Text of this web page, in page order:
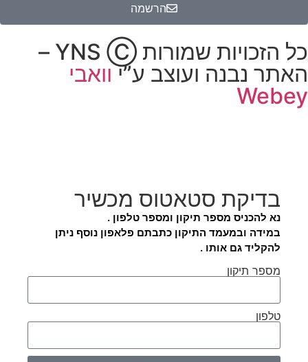
הרשמה
כל הזכויות שמורות YNS Ⓒ –
האתר נבנה ועוצב ע”יוואבי
Webey
בדיקת סטאטוס מכשיר
נא להכניס מספר תיקון ומספר טלפון .
במידה ובמעמד התיקון כתבתם פלאפון נוסף ניתן
להקליד גם אותו .
מספר תיקון
טלפון